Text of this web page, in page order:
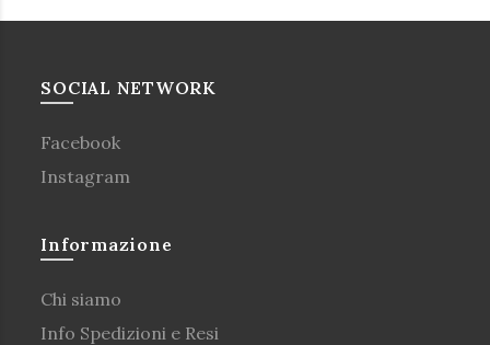
SOCIAL NETWORK
Facebook
Instagram
Informazione
Chi siamo
Info Spedizioni e Resi